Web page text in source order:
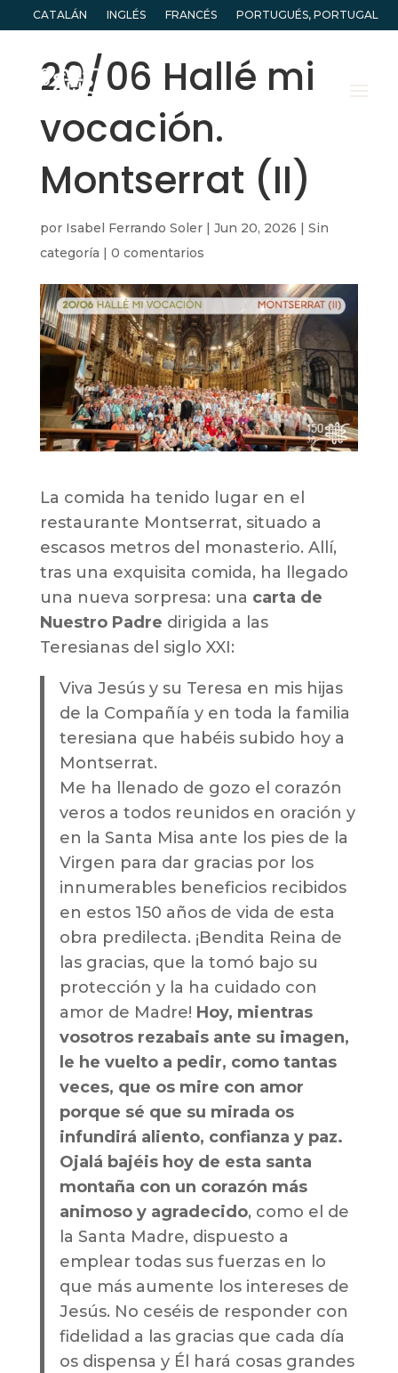
CATALÁN INGLÉS FRANCÉS PORTUGUÉS, PORTUGAL
20/06 Hallé mi
vocación.
Montserrat (II)
por Isabel Ferrando Soler| Jun 20, 2026 | Sin
categoría | 0 comentarios
La comida ha tenido lugar en el
restaurante Montserrat, situado a
escasos metros del monasterio. Allí,
tras una exquisita comida, ha llegado
una nueva sorpresa: una carta de
Nuestro Padre dirigida a las
Teresianas del siglo XXI:
Viva Jesús y su Teresa en mis hijas
de la Compañía y en toda la familia
teresiana que habéis subido hoy a
Montserrat.
Me ha llenado de gozo el corazón
veros a todos reunidos en oración y
en la Santa Misa ante los pies de la
Virgen para dar gracias por los
innumerables beneficios recibidos
en estos 150 años de vida de esta
obra predilecta. ¡Bendita Reina de
las gracias, que la tomó bajo su
protección y la ha cuidado con
amor de Madre! Hoy, mientras
vosotros rezabais ante su imagen,
le he vuelto a pedir, como tantas
veces, que os mire con amor
porque sé que su mirada os
infundirá aliento, confianza y paz.
Ojalá bajéis hoy de esta santa
montaña con un corazón más
animoso y agradecido, como el de
la Santa Madre, dispuesto a
emplear todas sus fuerzas en lo
que más aumente los intereses de
Jesús. No ceséis de responder con
fidelidad a las gracias que cada día
os dispensa y Él hará cosas grandes